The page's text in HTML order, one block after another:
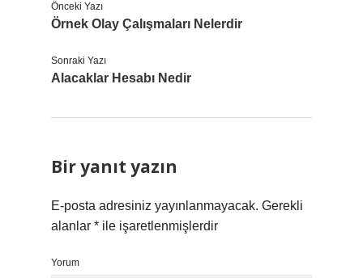
Önceki Yazı
Örnek Olay Çalışmaları Nelerdir
Sonraki Yazı
Alacaklar Hesabı Nedir
Bir yanıt yazın
E-posta adresiniz yayınlanmayacak. Gerekli
alanlar * ile işaretlenmişlerdir
Yorum